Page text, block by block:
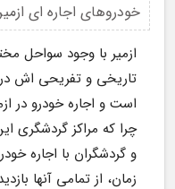
خودروهای اجاره ای